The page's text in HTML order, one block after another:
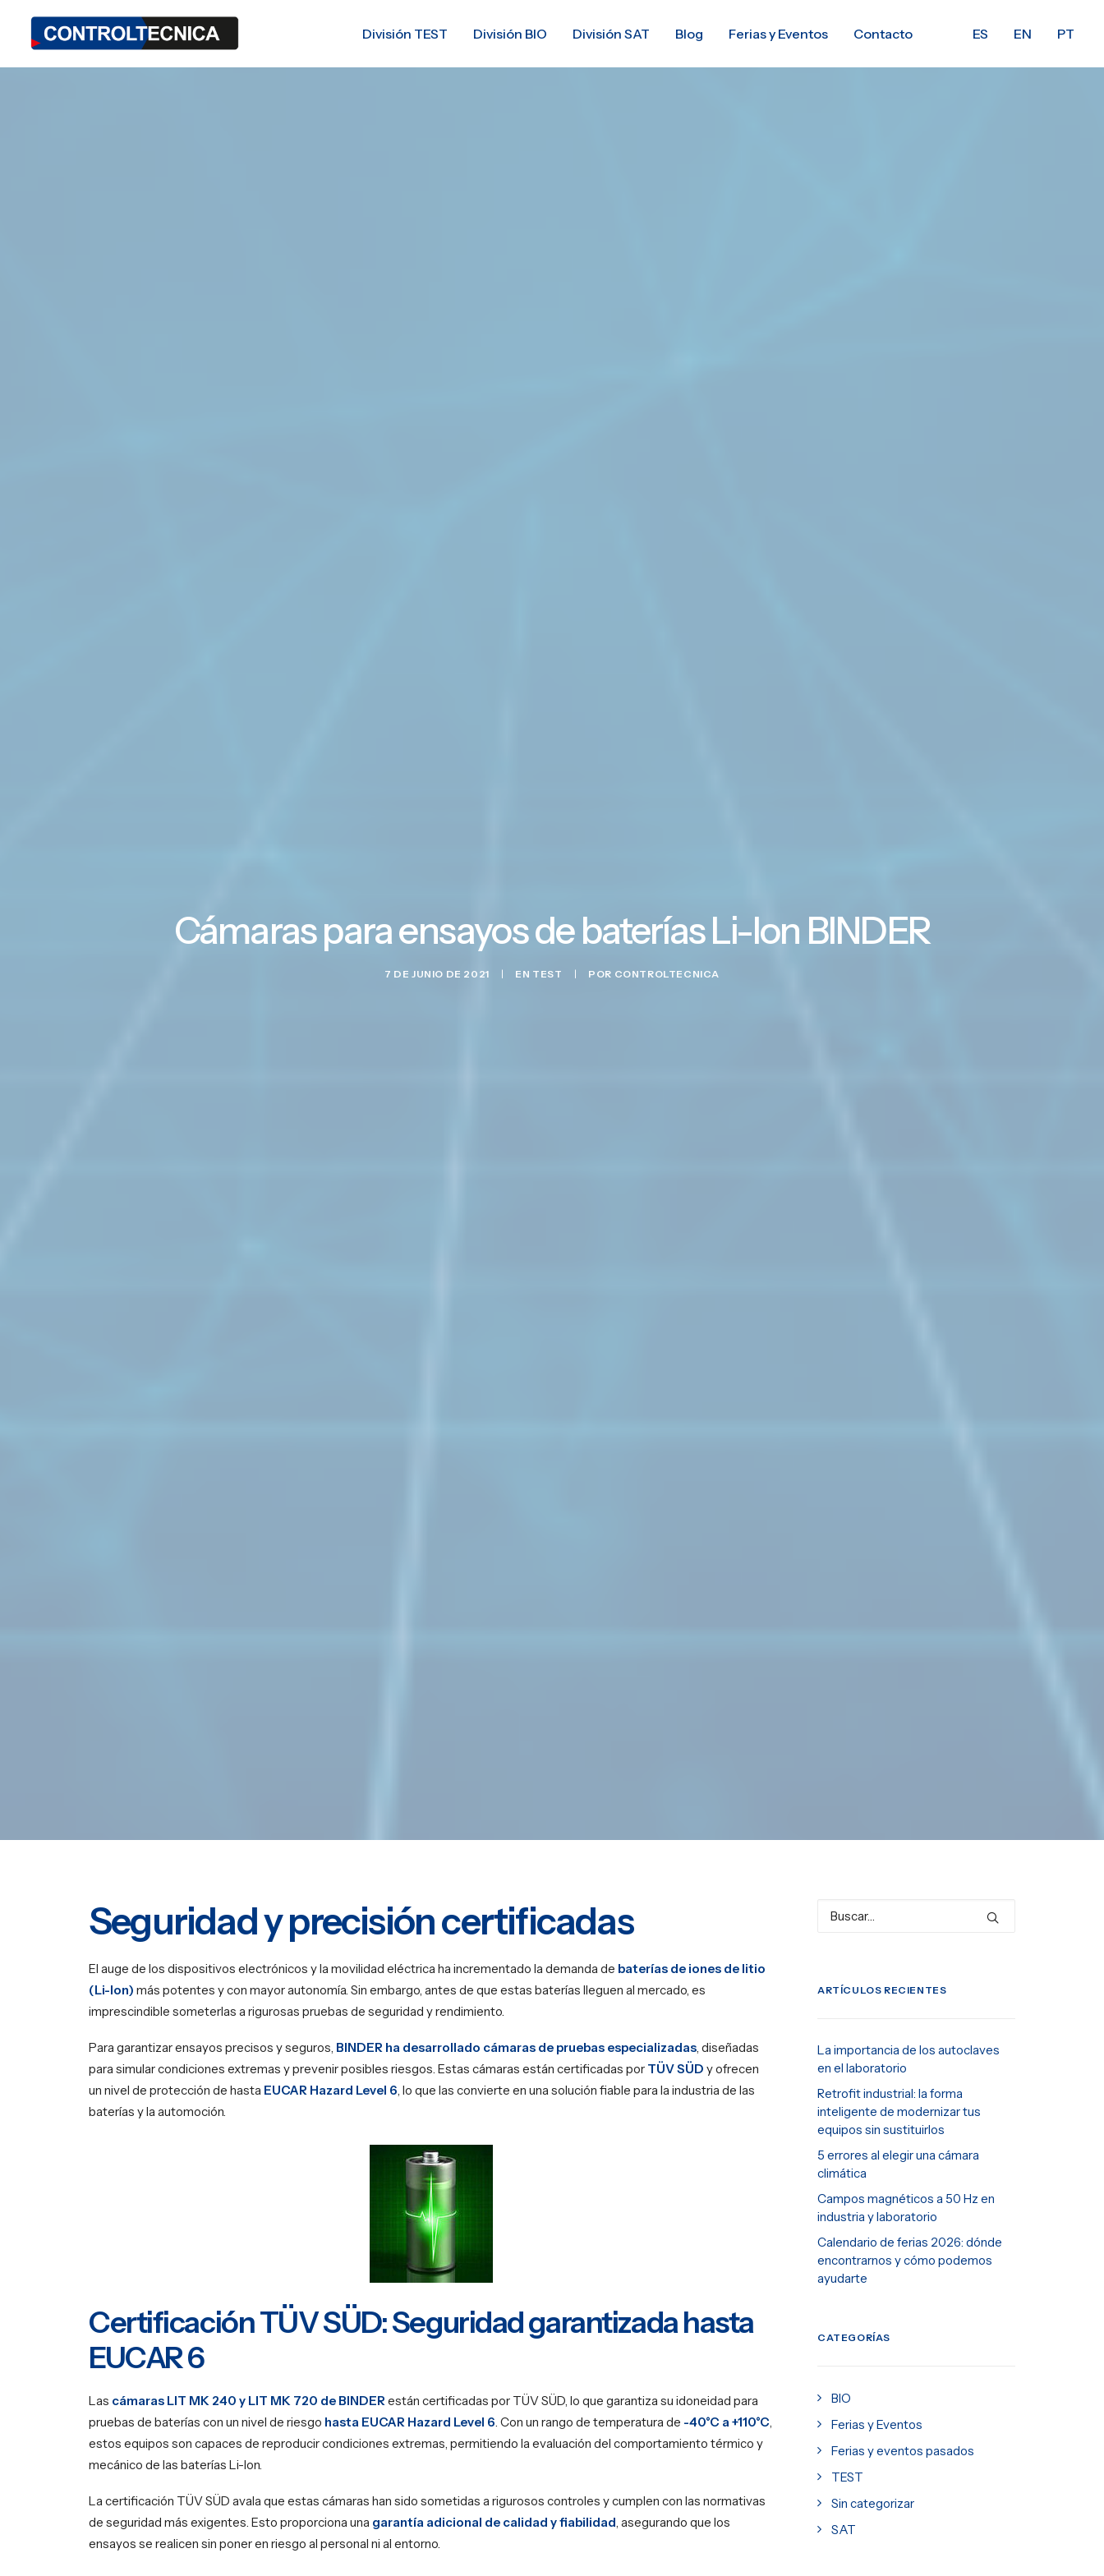
División TEST División BIO División SAT Blog Ferias y Eventos Contacto ES EN PT
Cámaras para ensayos de baterías Li-Ion BINDER
7 DE JUNIO DE 2021 | EN TEST | POR CONTROLTECNICA
Seguridad y precisión certificadas
El auge de los dispositivos electrónicos y la movilidad eléctrica ha incrementado la demanda de baterías de iones de litio
(Li-Ion) más potentes y con mayor autonomía. Sin embargo, antes de que estas baterías lleguen al mercado, es
imprescindible someterlas a rigurosas pruebas de seguridad y rendimiento.
Para garantizar ensayos precisos y seguros, BINDER ha desarrollado cámaras de pruebas especializadas, diseñadas
para simular condiciones extremas y prevenir posibles riesgos. Estas cámaras están certificadas por TÜV SÜD y ofrecen
un nivel de protección de hasta EUCAR Hazard Level 6, lo que las convierte en una solución fiable para la industria de las
baterías y la automoción.
Certificación TÜV SÜD: Seguridad garantizada hasta
EUCAR 6
Las cámaras LIT MK 240 y LIT MK 720 de BINDERestán certificadas por TÜV SÜD, lo que garantiza su idoneidad para
pruebas de baterías con un nivel de riesgo hasta EUCAR Hazard Level 6. Con un rango de temperatura de -40°C a +110°C,
estos equipos son capaces de reproducir condiciones extremas, permitiendo la evaluación del comportamiento térmico y
mecánico de las baterías Li-Ion.
La certificación TÜV SÜD avala que estas cámaras han sido sometidas a rigurosos controles y cumplen con las normativas
de seguridad más exigentes. Esto proporciona una garantía adicional de calidad y fiabilidad, asegurando que los
ensayos se realicen sin poner en riesgo al personal ni al entorno.
ARTÍCULOS RECIENTES
La importancia de los autoclaves
en el laboratorio
Retrofit industrial: la forma
inteligente de modernizar tus
equipos sin sustituirlos
5 errores al elegir una cámara
climática
Campos magnéticos a 50 Hz en
industria y laboratorio
Calendario de ferias 2026: dónde
encontrarnos y cómo podemos
ayudarte
CATEGORÍAS
BIO
Ferias y Eventos
Ferias y eventos pasados
TEST
Sin categorizar
SAT